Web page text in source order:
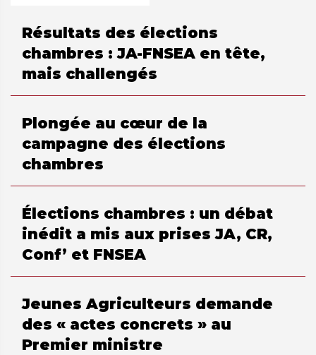
Résultats des élections
chambres : JA-FNSEA en tête,
mais challengés
Plongée au cœur de la
campagne des élections
chambres
Élections chambres : un débat
inédit a mis aux prises JA, CR,
Conf’ et FNSEA
Jeunes Agriculteurs demande
des « actes concrets » au
Premier ministre